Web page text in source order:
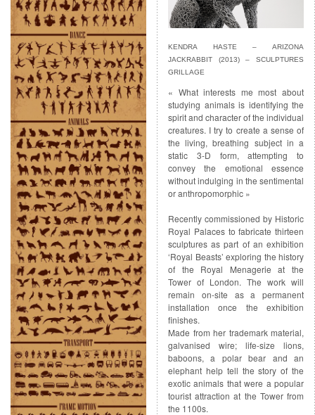
KENDRA HASTE – ARIZONA
JACKRABBIT (2013) – SCULPTURES
GRILLAGE
« What interests me most about
studying animals is identifying the
spirit and character of the individual
creatures. I try to create a sense of
the living, breathing subject in a
static 3-D form, attempting to
convey the emotional essence
without indulging in the sentimental
or anthropomorphic »
Recently commissioned by Historic
Royal Palaces to fabricate thirteen
sculptures as part of an exhibition
‘Royal Beasts’ exploring the history
of the Royal Menagerie at the
Tower of London. The work will
remain on-site as a permanent
installation once the exhibition
finishes.
Made from her trademark material,
galvanised wire; life-size lions,
baboons, a polar bear and an
elephant help tell the story of the
exotic animals that were a popular
tourist attraction at the Tower from
the 1100s.